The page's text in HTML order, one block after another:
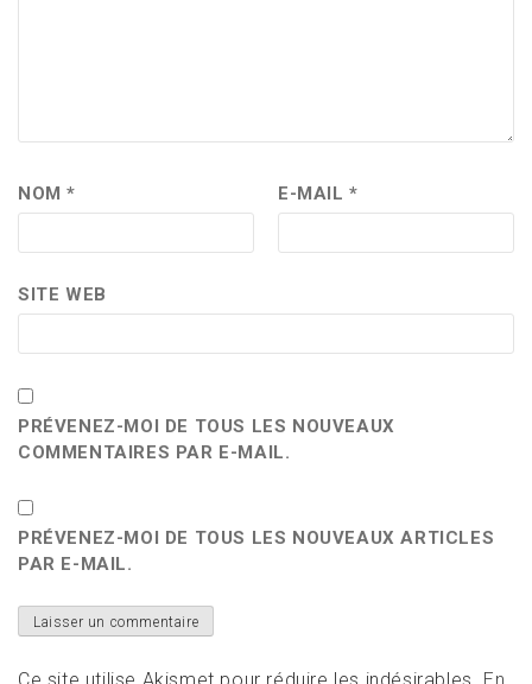
NOM* E-MAIL*
SITE WEB
PRÉVENEZ-MOI DE TOUS LES NOUVEAUX
COMMENTAIRES PAR E-MAIL.
PRÉVENEZ-MOI DE TOUS LES NOUVEAUX ARTICLES
PAR E-MAIL.